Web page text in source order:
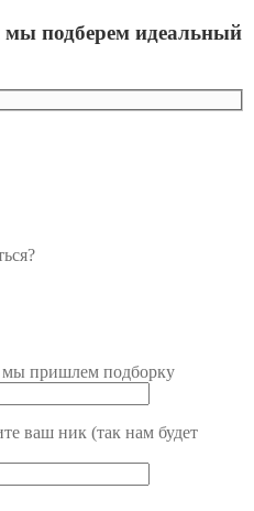
мы подберем идеальный
мы пришлем подборку
ваш ник (так нам будет